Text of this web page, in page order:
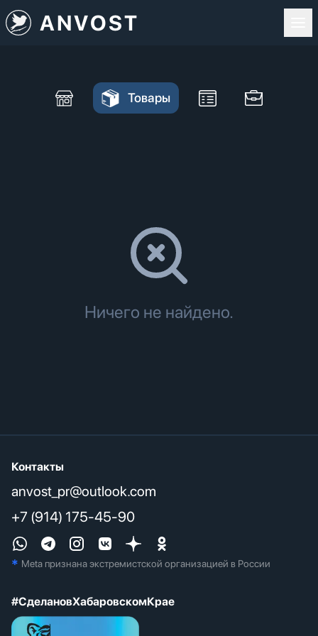
ANVOST
Товары
Ничего не найдено.
Контакты
anvost_pr@outlook.com
+7 (914) 175-45-90
* Meta признана экстремистcкой организацией в России
#СделановХабаровскомКрае